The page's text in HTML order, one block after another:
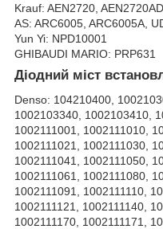
Krauf: AEN2720,
AS: ARC6005, ARC6005A,
Yun Yi: NPD10001
GHIBAUDI MARIO: PRP631
Діодний міст
Denso: 104210400,
1002103340, 1002103410,
1002111001, 1002111010,
1002111021, 1002111030,
1002111041, 1002111050,
1002111061, 1002111080,
1002111091, 1002111110,
1002111121, 1002111140,
1002111170, 1002111171,